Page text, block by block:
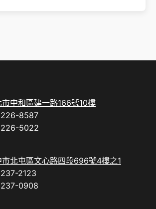
中和區建一路166號10樓
8587
5022
北屯區文心路四段696號4樓之1
2123
0908